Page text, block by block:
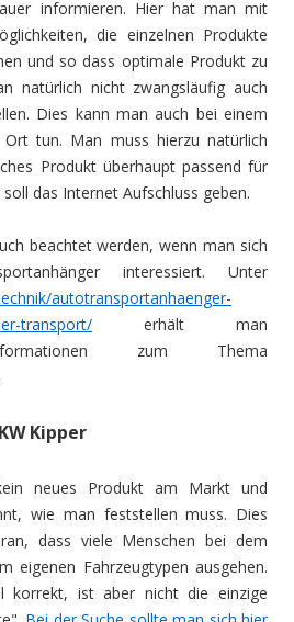
informieren. Hier hat man mit
die einzelnen Produkte
und so dass optimale Produkt zu
natürlich nicht zwangsläufig auch
Dies kann man auch bei einem
tun. Man muss hierzu natürlich
Produkt überhaupt passend für
das Internet Aufschluss geben.
beachtet werden, wenn man sich
interessiert. Unter
autotransportanhaenger-
transport/ erhält man
zum Thema
Kipper
neues Produkt am Markt und
wie man feststellen muss. Dies
dass viele Menschen bei dem
eigenen Fahrzeugtypen ausgehen.
korrekt, ist aber nicht die einzige